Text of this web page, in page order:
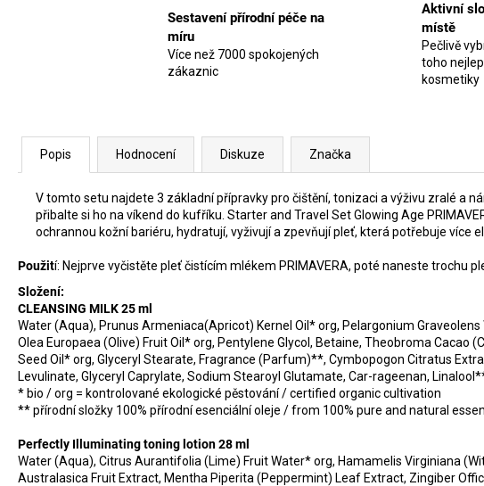
Sestavení přírodní péče na
míru
Více než 7000 spokojených
zákaznic
Aktivní
místě
Pečlivě
toho
kosmetiky
Popis Hodnocení Diskuze Značka
V tomto setu najdete 3 základní přípravky pro čištění, tonizaci a výživu zralé a
přibalte si ho na víkend do kufříku. Starter and Travel Set Glowing Age
ochrannou kožní bariéru, hydratují, vyživují a zpevňují pleť, která potřebuje více
Použití: Nejprve vyčistěte pleť čistícím mlékem PRIMAVERA, poté naneste trochu
Složení:
CLEANSING MILK 25 ml
Water (Aqua), Prunus Armeniaca(Apricot) Kernel Oil* org, Pelargonium
Olea Europaea (Olive) Fruit Oil* org, Pentylene Glycol, Betaine, Theobroma
Seed Oil* org, Glyceryl Stearate, Fragrance (Parfum)**, Cymbopogon Citratus
Levulinate, Glyceryl Caprylate, Sodium Stearoyl Glutamate, Car-rageenan,
* bio / org = kontrolované ekologické pěstování / certified organic cultivation
** přírodní složky 100% přírodní esenciální oleje / from 100% pure and natural
Perfectly Illuminating toning lotion 28 ml
Water (Aqua), Citrus Aurantifolia (Lime) Fruit Water* org, Hamamelis Virginiana
Australasica Fruit Extract, Mentha Piperita (Peppermint) Leaf Extract, Zingiber